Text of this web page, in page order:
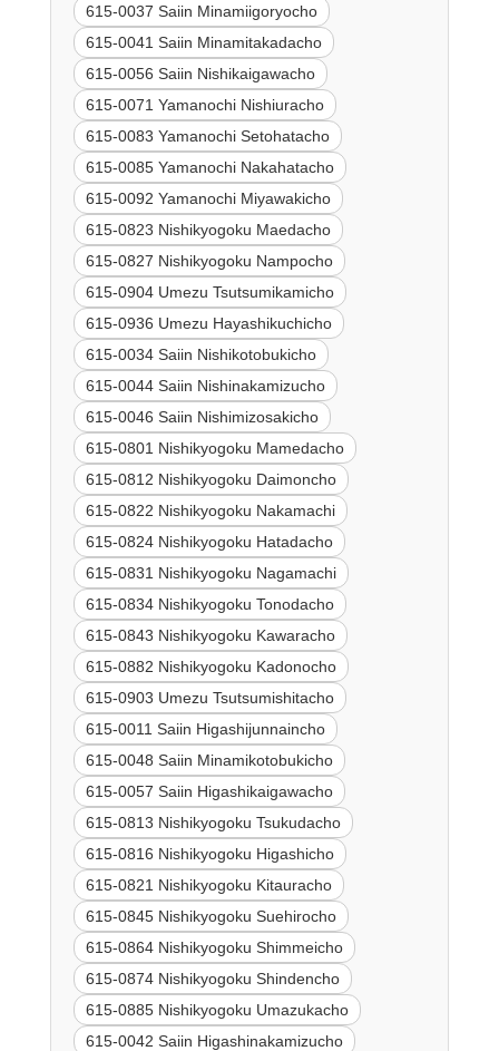
615-0037 Saiin Minamiigoryocho
615-0041 Saiin Minamitakadacho
615-0056 Saiin Nishikaigawacho
615-0071 Yamanochi Nishiuracho
615-0083 Yamanochi Setohatacho
615-0085 Yamanochi Nakahatacho
615-0092 Yamanochi Miyawakicho
615-0823 Nishikyogoku Maedacho
615-0827 Nishikyogoku Nampocho
615-0904 Umezu Tsutsumikamicho
615-0936 Umezu Hayashikuchicho
615-0034 Saiin Nishikotobukicho
615-0044 Saiin Nishinakamizucho
615-0046 Saiin Nishimizosakicho
615-0801 Nishikyogoku Mamedacho
615-0812 Nishikyogoku Daimoncho
615-0822 Nishikyogoku Nakamachi
615-0824 Nishikyogoku Hatadacho
615-0831 Nishikyogoku Nagamachi
615-0834 Nishikyogoku Tonodacho
615-0843 Nishikyogoku Kawaracho
615-0882 Nishikyogoku Kadonocho
615-0903 Umezu Tsutsumishitacho
615-0011 Saiin Higashijunnaincho
615-0048 Saiin Minamikotobukicho
615-0057 Saiin Higashikaigawacho
615-0813 Nishikyogoku Tsukudacho
615-0816 Nishikyogoku Higashicho
615-0821 Nishikyogoku Kitauracho
615-0845 Nishikyogoku Suehirocho
615-0864 Nishikyogoku Shimmeicho
615-0874 Nishikyogoku Shindencho
615-0885 Nishikyogoku Umazukacho
615-0042 Saiin Higashinakamizucho